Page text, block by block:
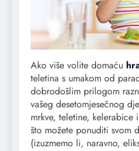
Ako više volite domaću
teletina s umakom od
dobrodošlim prilogom
vašeg desetomjesečnog
mrkve, teletine,
što možete ponuditi svom
(izuzmemo li, naravno,